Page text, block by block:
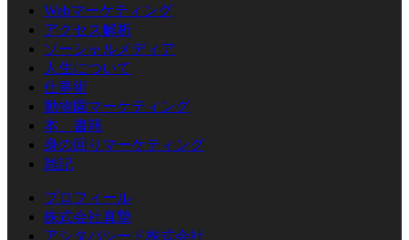
Webマーケティング
アクセス解析
ソーシャルメディア
人生について
仕事術
動物園マーケティング
本、書籍
身の回りマーケティング
雑記
プロフィール
株式会社真摯
アシタバシード株式会社